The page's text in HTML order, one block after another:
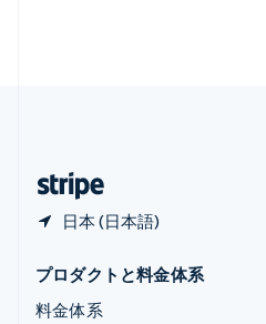
日本 (日本語)
プロダクトと料金体系
料金体系